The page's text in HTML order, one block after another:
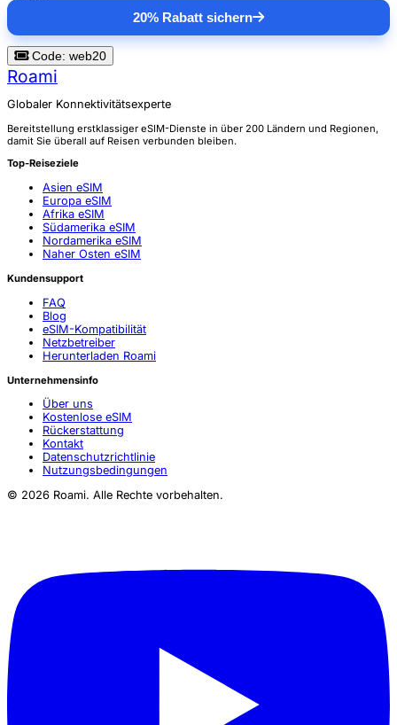
20% Rabatt sichern
Code: web20
Roami
Globaler Konnektivitätsexperte
Bereitstellung erstklassiger eSIM-Dienste in über 200 Ländern und Regionen,
damit Sie überall auf Reisen verbunden bleiben.
Top-Reiseziele
Asien eSIM
Europa eSIM
Afrika eSIM
Südamerika eSIM
Nordamerika eSIM
Naher Osten eSIM
Kundensupport
FAQ
Blog
eSIM-Kompatibilität
Netzbetreiber
Herunterladen Roami
Unternehmensinfo
Über uns
Kostenlose eSIM
Rückerstattung
Kontakt
Datenschutzrichtlinie
Nutzungsbedingungen
© 2026 Roami. Alle Rechte vorbehalten.